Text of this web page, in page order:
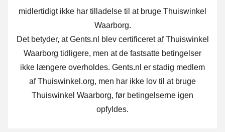
midlertidigt ikke har tilladelse til at bruge Thuiswinkel
Waarborg.
Det betyder, at Gents.nl blev certificeret af Thuiswinkel
Waarborg tidligere, men at de fastsatte betingelser
ikke længere overholdes. Gents.nl er stadig medlem
af Thuiswinkel.org, men har ikke lov til at bruge
Thuiswinkel Waarborg, før betingelserne igen
opfyldes.